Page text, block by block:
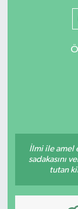
İlmi ile amel
sadakasını
tutan
Son